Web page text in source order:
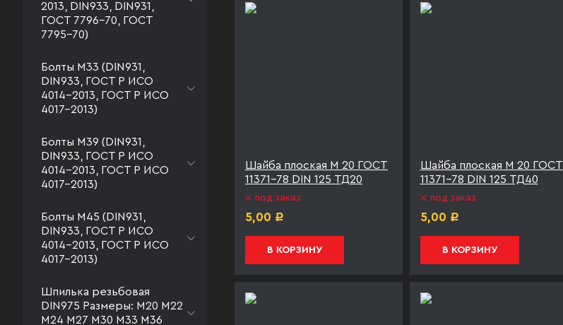
2013, DIN933, DIN931,
ГОСТ 7796-70, ГОСТ
7795-70)
Болты М33 (DIN931,
DIN933, ГОСТ Р ИСО
4014-2013, ГОСТ Р ИСО
4017-2013)
Болты М39 (DIN931,
DIN933, ГОСТ Р ИСО
4014-2013, ГОСТ Р ИСО
4017-2013)
Болты М45 (DIN931,
DIN933, ГОСТ Р ИСО
4014-2013, ГОСТ Р ИСО
4017-2013)
Шпилька резьбовая
DIN975 Размеры: М20 М22
М24 М27 М30 М33 М36
Шайба плоская М 20 ГОСТ
11371-78 DIN 125 ТД20
под заказ
5,00 Р
В КОРЗИНУ
Шайба плоская М 20 ГОСТ
11371-78 DIN 125 ТД40
под заказ
5,00 Р
В КОРЗИНУ